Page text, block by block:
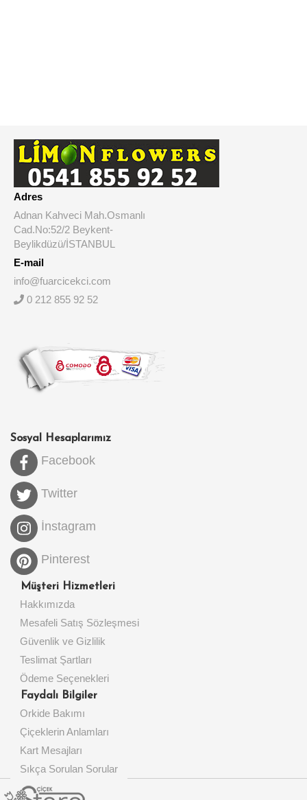
Adres
Adnan Kahveci Mah.Osmanlı
Cad.No:52/2 Beykent-
Beylikdüzü/İSTANBUL
E-mail
info@fuarcicekci.com
0 212 855 92 52
Sosyal Hesaplarımız
Facebook
Twitter
İnstagram
Pinterest
Müşteri Hizmetleri
Hakkımızda
Mesafeli Satış Sözleşmesi
Güvenlik ve Gizlilik
Teslimat Şartları
Ödeme Seçenekleri
Faydalı Bilgiler
Orkide Bakımı
Çiçeklerin Anlamları
Kart Mesajları
Sıkça Sorulan Sorular